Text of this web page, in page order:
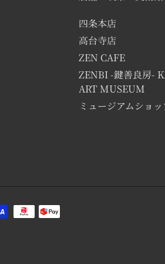
四条本店
高台寺店
ZEN CAFE
ZENBI -鍵善良房-
ART MUSEUM
ミュージアムショ